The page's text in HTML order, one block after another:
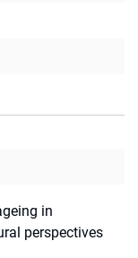
in
perspectives